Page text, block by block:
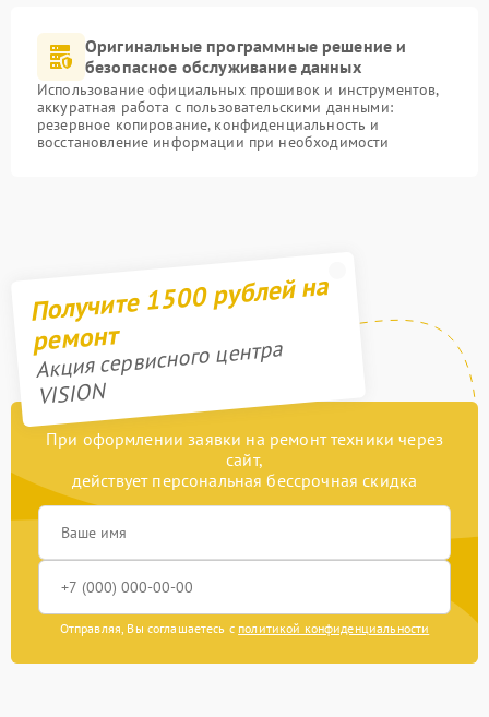
Оригинальные программные решение и
безопасное обслуживание данных
Использование официальных прошивок и инструментов,
аккуратная работа с пользовательскими данными:
резервное копирование, конфиденциальность и
восстановление информации при необходимости
Получите 1500 рублей на
ремонт
Акция сервисного центра
VISION
При оформлении заявки на ремонт техники через
сайт,
действует персональная бессрочная скидка
Отправляя, Вы соглашаетесь с политикой конфиденциальности